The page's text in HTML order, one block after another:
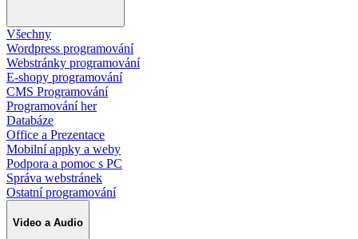
Všechny
Wordpress programování
Webstránky programování
E-shopy programování
CMS Programování
Programování her
Databáze
Office a Prezentace
Mobilní appky a weby
Podpora a pomoc s PC
Správa webstránek
Ostatní programování
Video a Audio